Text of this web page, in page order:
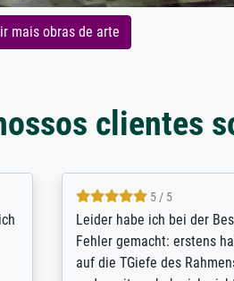
mais obras de arte
clientes
5 / 5
The team at
meet its clients demands,
expert advice on how to